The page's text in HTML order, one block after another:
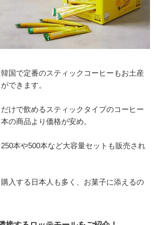
国で定番のスティックコーヒーもお土産
できます。
けで飲めるスティックタイプのコーヒー
の商品より価格が安め。
本や500本など大容量セットも販売され
入する日本人も多く、お菓子に添えるの